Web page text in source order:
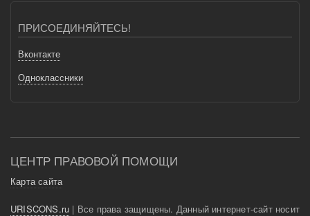
ПРИСОЕДИНЯЙТЕСЬ!
Вконтакте
Одноклассники
ЦЕНТР ПРАВОВОЙ ПОМОЩИ
Карта сайта
URISCONS.ru | Все права защищены. Данный интернет-сайт носит